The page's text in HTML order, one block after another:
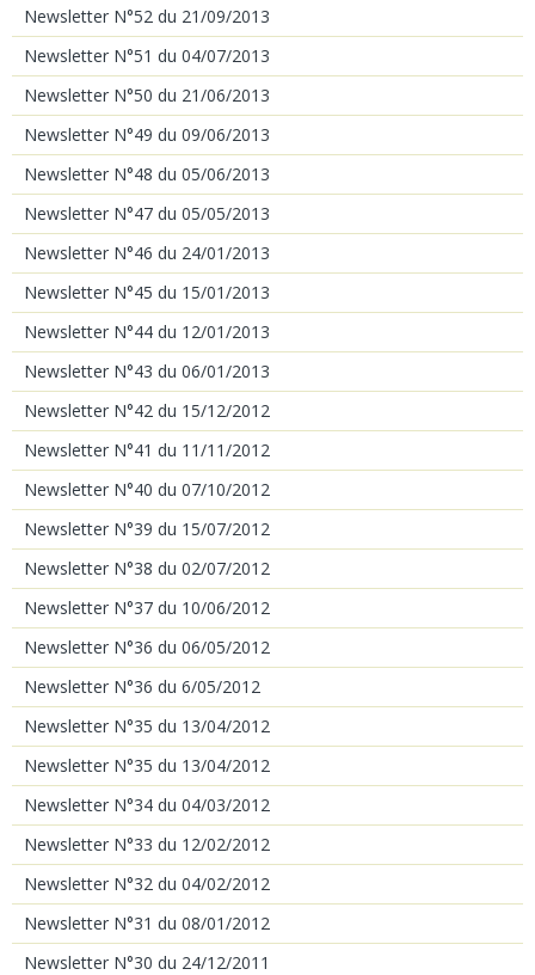
Newsletter N°52 du 21/09/2013
Newsletter N°51 du 04/07/2013
Newsletter N°50 du 21/06/2013
Newsletter N°49 du 09/06/2013
Newsletter N°48 du 05/06/2013
Newsletter N°47 du 05/05/2013
Newsletter N°46 du 24/01/2013
Newsletter N°45 du 15/01/2013
Newsletter N°44 du 12/01/2013
Newsletter N°43 du 06/01/2013
Newsletter N°42 du 15/12/2012
Newsletter N°41 du 11/11/2012
Newsletter N°40 du 07/10/2012
Newsletter N°39 du 15/07/2012
Newsletter N°38 du 02/07/2012
Newsletter N°37 du 10/06/2012
Newsletter N°36 du 06/05/2012
Newsletter N°36 du 6/05/2012
Newsletter N°35 du 13/04/2012
Newsletter N°35 du 13/04/2012
Newsletter N°34 du 04/03/2012
Newsletter N°33 du 12/02/2012
Newsletter N°32 du 04/02/2012
Newsletter N°31 du 08/01/2012
Newsletter N°30 du 24/12/2011